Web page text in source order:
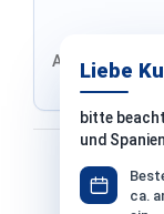
Liebe
bitte
und
ca.
Adresse von